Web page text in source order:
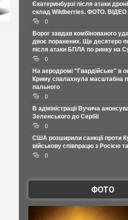
Єкатеринбурзі після атаки
склад Wildberries. ФОТО. ВІДЕО
0
Ворог завдав комбінованого
двоє поранених. Ще десятеро
після атаки БПЛА по ринку на
0
На аеродромі "Гвардійське" в
Криму спалахнула масштабна
пального
0
В адміністрації Вучича
Зеленського до Сербії
0
США розширили санкції проти
військову співпрацю з Росією
0
ФОТО